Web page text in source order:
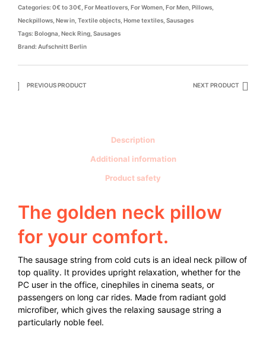
Categories: 0€ to 30€ For Meatlovers For Women For Men Pillows
Neckpillows New in Textile objects Home textiles Sausages
Tags: Bologna Neck Ring Sausages
Brand: Aufschnitt Berlin
PREVIOUS PRODUCT NEXT PRODUCT
Description
Additional information
Product safety
The golden neck pillow
for your comfort.
The sausage string from cold cuts is an ideal neck pillow of
top quality. It provides upright relaxation, whether for the
PC user in the office, cinephiles in cinema seats, or
passengers on long car rides. Made from radiant gold
microfiber, which gives the relaxing sausage string a
particularly noble feel.